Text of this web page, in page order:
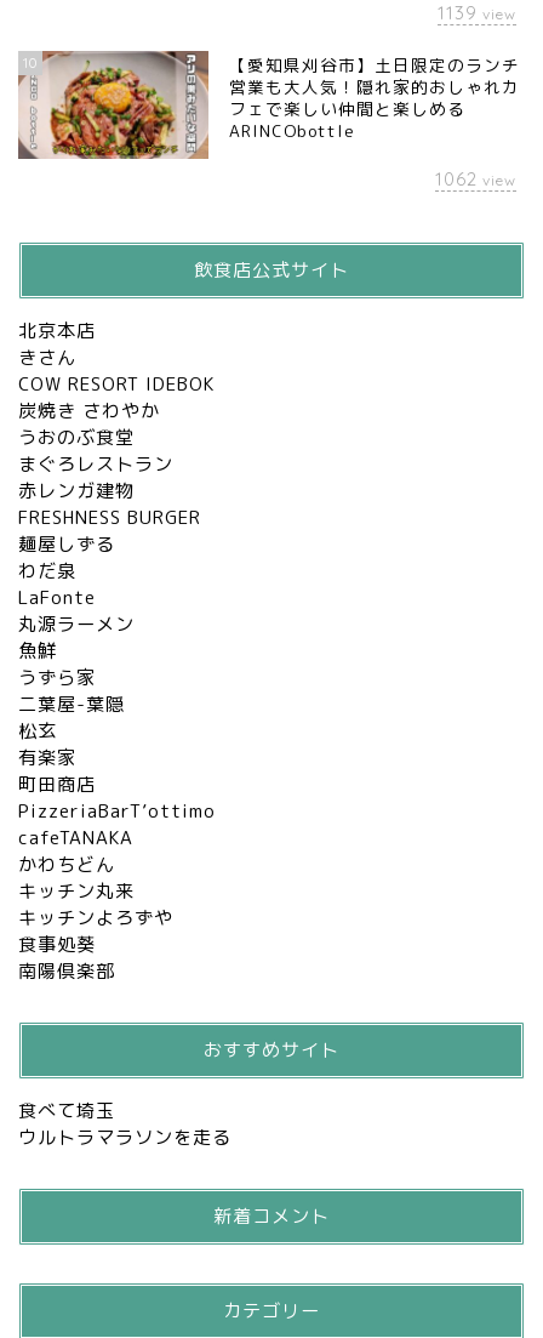
1139 view
10
【愛知県刈谷市】土日限定のランチ
営業も大人気！隠れ家的おしゃれカ
フェで楽しい仲間と楽しめる
ARINCObottle
1062 view
飲食店公式サイト
北京本店
きさん
COW RESORT IDEBOK
炭焼き さわやか
うおのぶ食堂
まぐろレストラン
赤レンガ建物
FRESHNESS BURGER
麺屋しずる
わだ泉
LaFonte
丸源ラーメン
魚鮮
うずら家
二葉屋-葉隠
松玄
有楽家
町田商店
PizzeriaBarT’ottimo
cafeTANAKA
かわちどん
キッチン丸来
キッチンよろずや
食事処葵
南陽倶楽部
おすすめサイト
食べて埼玉
ウルトラマラソンを走る
新着コメント
カテゴリー